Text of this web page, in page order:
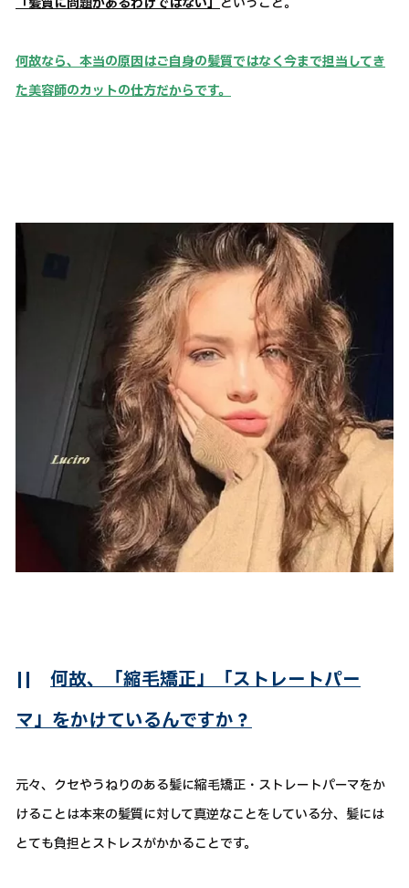
何故なら、本当の原因はご自身の髪質ではなく今まで担当してき
た美容師のカットの仕方だからです。
|| 何故、「縮毛矯正」「ストレートパー
マ」をかけているんですか？
元々、クセやうねりのある髪に縮毛矯正・ストレートパーマをか
けることは本来の髪質に対して真逆なことをしている分、髪には
とても負担とストレスがかかることです。